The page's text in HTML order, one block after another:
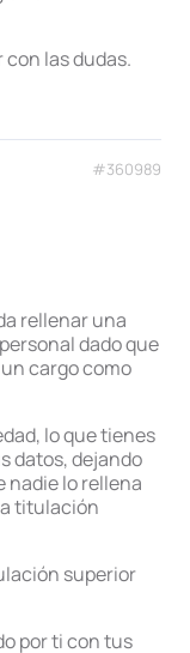
con las dudas.
#360989
rellenar una
dado que
cargo como
lo que tienes
datos, dejando
nadie lo rellena
titulación
superior
por ti con tus